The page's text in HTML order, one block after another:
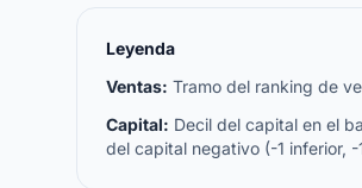
Leyenda
Ventas: Tramo del ranking de
Capital: Decil del capital en el
del capital negativo (-1 inferior,